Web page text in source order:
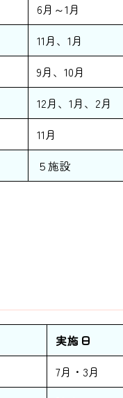
6月～1月
11月、1月
9月、10月
12月、1月、2月
11月
５施設
実施日
7月・3月